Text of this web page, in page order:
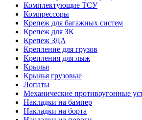
Комплектующие ТСУ
Компрессоры
Крепеж для багажных систем
Крепеж для ЗК
Крепеж ЗДА
Крепление для грузов
Крепления для лыж
Крылья
Крылья грузовые
Лопаты
Механические противоугонные
Накладки на бампер
Накладки на борта